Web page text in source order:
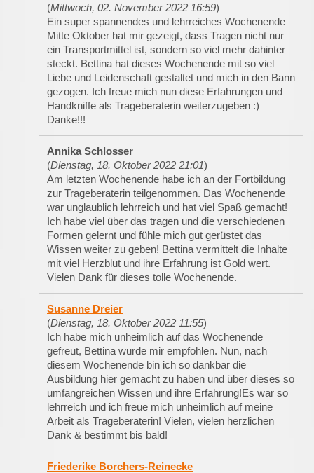
(Mittwoch, 02. November 2022 16:59)
Ein super spannendes und lehrreiches Wochenende
Mitte Oktober hat mir gezeigt, dass Tragen nicht nur
ein Transportmittel ist, sondern so viel mehr dahinter
steckt. Bettina hat dieses Wochenende mit so viel
Liebe und Leidenschaft gestaltet und mich in den Bann
gezogen. Ich freue mich nun diese Erfahrungen und
Handkniffe als Trageberaterin weiterzugeben :)
Danke!!!
Annika Schlosser
(Dienstag, 18. Oktober 2022 21:01)
Am letzten Wochenende habe ich an der Fortbildung
zur Trageberaterin teilgenommen. Das Wochenende
war unglaublich lehrreich und hat viel Spaß gemacht!
Ich habe viel über das tragen und die verschiedenen
Formen gelernt und fühle mich gut gerüstet das
Wissen weiter zu geben! Bettina vermittelt die Inhalte
mit viel Herzblut und ihre Erfahrung ist Gold wert.
Vielen Dank für dieses tolle Wochenende.
Susanne Dreier
(Dienstag, 18. Oktober 2022 11:55)
Ich habe mich unheimlich auf das Wochenende
gefreut, Bettina wurde mir empfohlen. Nun, nach
diesem Wochenende bin ich so dankbar die
Ausbildung hier gemacht zu haben und über dieses so
umfangreichen Wissen und ihre Erfahrung!Es war so
lehrreich und ich freue mich unheimlich auf meine
Arbeit als Trageberaterin! Vielen, vielen herzlichen
Dank & bestimmt bis bald!
Friederike Borchers-Reinecke